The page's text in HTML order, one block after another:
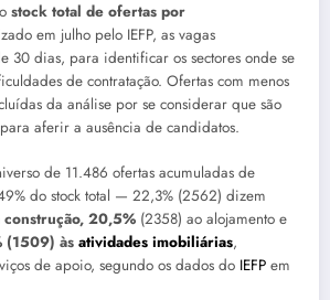
stock total de ofertas por
em julho pelo IEFP, as vagas
30 dias, para identificar os sectores onde se
de contratação. Ofertas com menos
da análise por se considerar que são
aferir a ausência de candidatos.
de 11.486 ofertas acumuladas de
do stock total — 22,3% (2562) dizem
construção, 20,5% (2358) ao alojamento e
(1509) às atividades imobiliárias,
de apoio, segundo os dados do IEFP em